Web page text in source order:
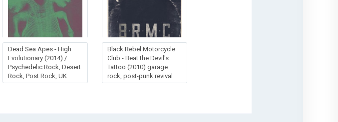
Dead Sea Apes - High
Evolutionary (2014) /
Psychedelic Rock, Desert
Rock, Post Rock, UK
Black Rebel Motorcycle
Club - Beat the Devil's
Tattoo (2010) garage
rock, post-punk revival